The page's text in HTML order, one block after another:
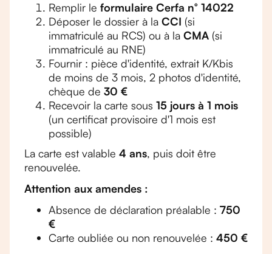
Remplir le formulaire Cerfa n° 14022
Déposer le dossier à la CCI (si
immatriculé au RCS) ou à la CMA (si
immatriculé au RNE)
Fournir : pièce d'identité, extrait K/Kbis
de moins de 3 mois, 2 photos d'identité,
chèque de 30 €
Recevoir la carte sous 15 jours à 1 mois
(un certificat provisoire d'1 mois est
possible)
La carte est valable 4 ans, puis doit être
renouvelée.
Attention aux amendes :
Absence de déclaration préalable : 750
€
Carte oubliée ou non renouvelée : 450 €